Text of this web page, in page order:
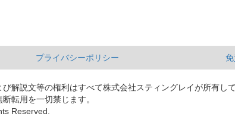
プライバシーポリシー
解説文等の権利はすべて株式会社スティングレイが所有して
転用を一切禁じます。
Reserved.